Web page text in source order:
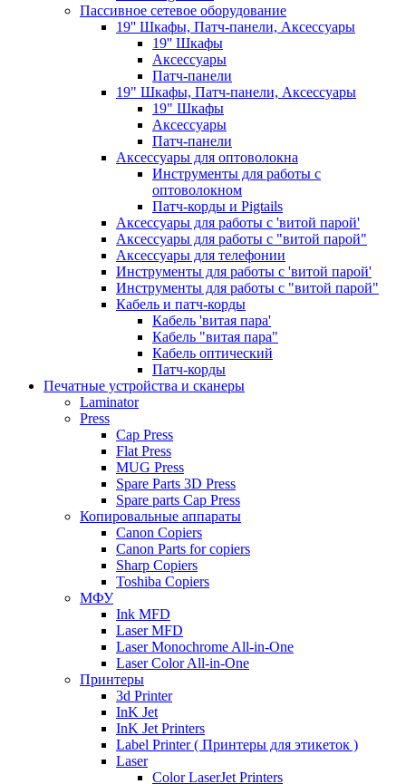
Пассивное сетевое оборудование
19'' Шкафы, Патч-панели, Аксессуары
19'' Шкафы
Аксессуары
Патч-панели
19" Шкафы, Патч-панели, Аксессуары
19" Шкафы
Аксессуары
Патч-панели
Аксессуары для оптоволокна
Инструменты для работы с
оптоволокном
Патч-корды и Pigtails
Аксессуары для работы с 'витой парой'
Аксессуары для работы с "витой парой"
Аксессуары для телефонии
Инструменты для работы с 'витой парой'
Инструменты для работы с "витой парой"
Кабель и патч-корды
Кабель 'витая пара'
Кабель "витая пара"
Кабель оптический
Патч-корды
Печатные устройства и сканеры
Laminator
Press
Cap Press
Flat Press
MUG Press
Spare Parts 3D Press
Spare parts Cap Press
Копировальные аппараты
Canon Copiers
Canon Parts for copiers
Sharp Copiers
Toshiba Copiers
МФУ
Ink MFD
Laser MFD
Laser Monochrome All-in-One
Laser Color All-in-One
Принтеры
3d Printer
InK Jet
InK Jet Printers
Label Printer ( Принтеры для этикеток )
Laser
Color LaserJet Printers